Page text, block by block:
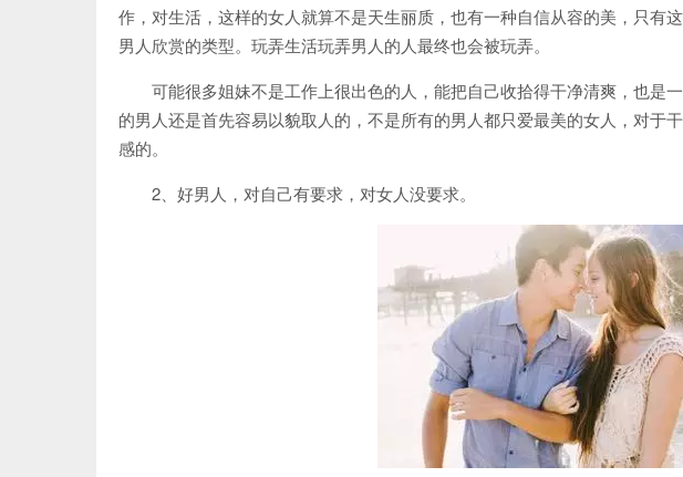
作，对生活 ，这样的女人就算不是天生丽质，也有一种自信从容的美，只有
男人欣赏的类型。玩弄生活玩弄男人的人最终也会被玩弄。
可能很多姐妹不是工作上很出色的人，能把自己收拾得干净清爽，也是
的男人还是首先容易以貌取人的，不是所有的男人都只爱最美的女人，对于
感的。
2、好男人，对自己有要求，对女人没要求。